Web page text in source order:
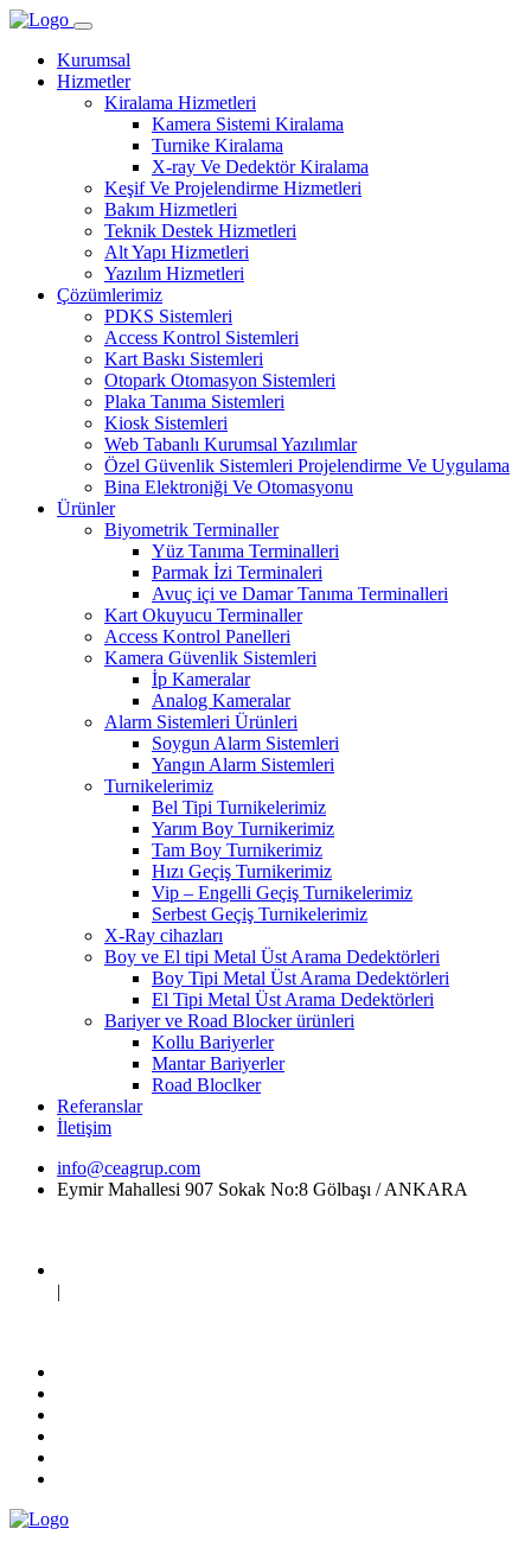
Kurumsal
Hizmetler
Kiralama Hizmetleri
Kamera Sistemi Kiralama
Turnike Kiralama
X-ray Ve Dedektör Kiralama
Keşif Ve Projelendirme Hizmetleri
Bakım Hizmetleri
Teknik Destek Hizmetleri
Alt Yapı Hizmetleri
Yazılım Hizmetleri
Çözümlerimiz
PDKS Sistemleri
Access Kontrol Sistemleri
Kart Baskı Sistemleri
Otopark Otomasyon Sistemleri
Plaka Tanıma Sistemleri
Kiosk Sistemleri
Web Tabanlı Kurumsal Yazılımlar
Özel Güvenlik Sistemleri Projelendirme Ve Uygulama
Bina Elektroniği Ve Otomasyonu
Ürünler
Biyometrik Terminaller
Yüz Tanıma Terminalleri
Parmak İzi Terminaleri
Avuç içi ve Damar Tanıma Terminalleri
Kart Okuyucu Terminaller
Access Kontrol Panelleri
Kamera Güvenlik Sistemleri
İp Kameralar
Analog Kameralar
Alarm Sistemleri Ürünleri
Soygun Alarm Sistemleri
Yangın Alarm Sistemleri
Turnikelerimiz
Bel Tipi Turnikelerimiz
Yarım Boy Turnikerimiz
Tam Boy Turnikerimiz
Hızı Geçiş Turnikerimiz
Vip – Engelli Geçiş Turnikelerimiz
Serbest Geçiş Turnikelerimiz
X-Ray cihazları
Boy ve El tipi Metal Üst Arama Dedektörleri
Boy Tipi Metal Üst Arama Dedektörleri
El Tipi Metal Üst Arama Dedektörleri
Bariyer ve Road Blocker ürünleri
Kollu Bariyerler
Mantar Bariyerler
Road Bloclker
Referanslar
İletişim
info@ceagrup.com
Eymir Mahallesi 907 Sokak No:8 Gölbaşı / ANKARA
|